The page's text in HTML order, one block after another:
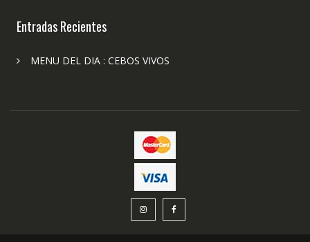
Entradas Recientes
MENU DEL DIA : CEBOS VIVOS